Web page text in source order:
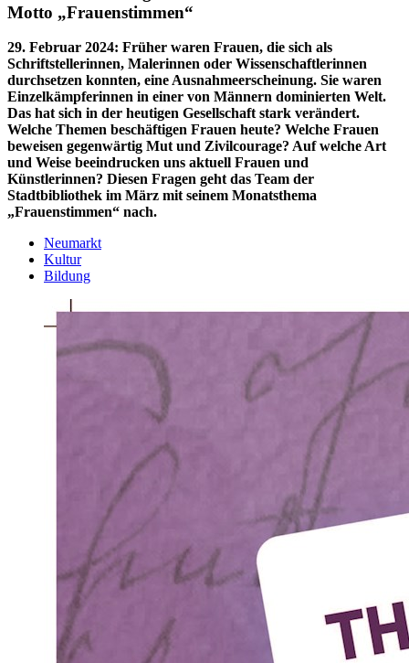
Motto „Frauenstimmen“
29. Februar 2024: Früher waren Frauen, die sich als
Schriftstellerinnen, Malerinnen oder Wissenschaftlerinnen
durchsetzen konnten, eine Ausnahmeerscheinung. Sie waren
Einzelkämpferinnen in einer von Männern dominierten Welt.
Das hat sich in der heutigen Gesellschaft stark verändert.
Welche Themen beschäftigen Frauen heute? Welche Frauen
beweisen gegenwärtig Mut und Zivilcourage? Auf welche Art
und Weise beeindrucken uns aktuell Frauen und
Künstlerinnen? Diesen Fragen geht das Team der
Stadtbibliothek im März mit seinem Monatsthema
„Frauenstimmen“ nach.
Neumarkt
Kultur
Bildung